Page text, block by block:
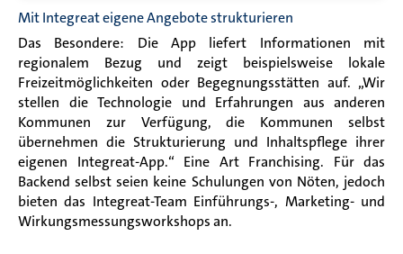
Mit Integreat eigene Angebote strukturieren
Das Besondere: Die App liefert Informationen mit
regionalem Bezug und zeigt beispielsweise lokale
Freizeitmöglichkeiten oder Begegnungsstätten auf. „Wir
stellen die Technologie und Erfahrungen aus anderen
Kommunen zur Verfügung, die Kommunen selbst
übernehmen die Strukturierung und Inhaltspflege ihrer
eigenen Integreat-App.“ Eine Art Franchising. Für das
Backend selbst seien keine Schulungen von Nöten, jedoch
bieten das Integreat-Team Einführungs-, Marketing- und
Wirkungsmessungsworkshops an.